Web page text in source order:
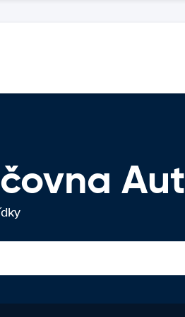
Aut